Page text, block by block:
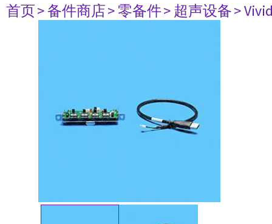
首页> 备件商店> 零备件> 超声设备>